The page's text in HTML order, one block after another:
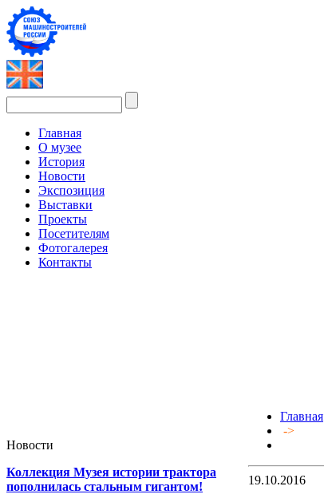
Главная
О музее
История
Новости
Экспозиция
Выставки
Проекты
Посетителям
Фотогалерея
Контакты
Новости
Коллекция Музея истории трактора
пополнилась стальным гигантом!
Главная
->
19.10.2016